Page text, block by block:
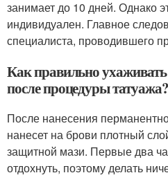
занимает до 10 дней. Однако
индивидуален. Главное
специалиста, проводившего
Как правильно ухаживать
после процедуры татуажа?
После нанесения
нанесет на брови плотный
защитной мази. Первые два
отдохнуть, поэтому делать